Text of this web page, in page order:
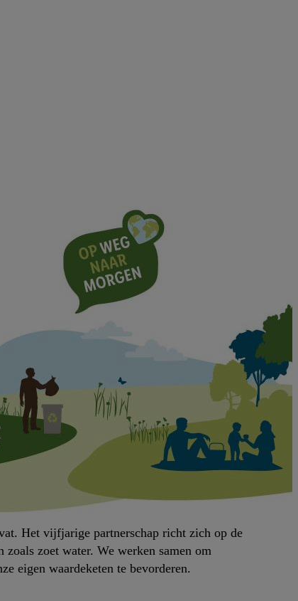
Het vijfjarige partnerschap richt zich op de
zoet water. We werken samen om
eigen waardeketen te bevorderen.